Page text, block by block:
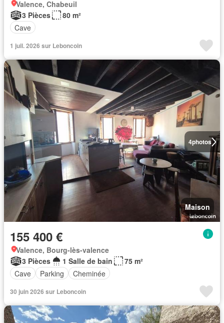
Valence, Chabeuil
3 Pièces
80 m²
Cave
1 juil. 2026 sur Leboncoin
4photos
Maison
155 400 €
Valence, Bourg-lès-valence
3 Pièces
1 Salle de bain
75 m²
Cave
Parking Cheminée
30 juin 2026 sur Leboncoin